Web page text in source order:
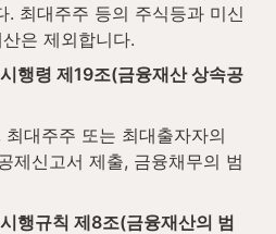
. 최대주주 등의 주식등과 미신
은 제외합니다.
행령 제19조(금융재산 상속공
대주주 또는 최대출자자의
제신고서 제출, 금융채무의 범
행규칙 제8조(금융재산의 범